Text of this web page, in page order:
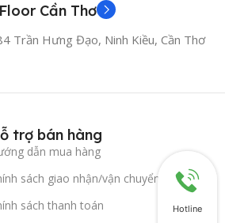
Cần Thơ
Trần Hưng Đạo, Ninh Kiều, Cần Thơ
trợ bán hàng
dẫn mua hàng
sách giao nhận/vận chuyển
sách thanh toán
Hotline